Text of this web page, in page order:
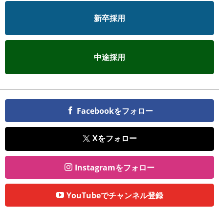
新卒採用
中途採用
Facebookをフォロー
Xをフォロー
Instagramをフォロー
YouTubeでチャンネル登録